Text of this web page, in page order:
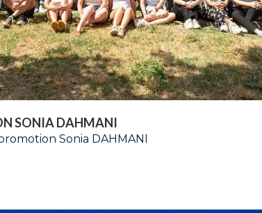
SONIA DAHMANI
Sonia DAHMANI